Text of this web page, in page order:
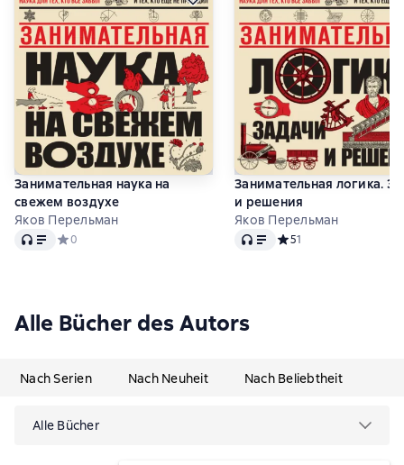
Занимательная наука на
свежем воздухе
Яков Перельман
Audio Средний рейтинг 0 на основе 0 оценок
0
Занимательная логика.
и решения
Яков Перельман
Audio Средний рейтинг 5 на
51
Alle Bücher des Autors
Nach Serien Nach Neuheit Nach Beliebtheit
Alle Bücher